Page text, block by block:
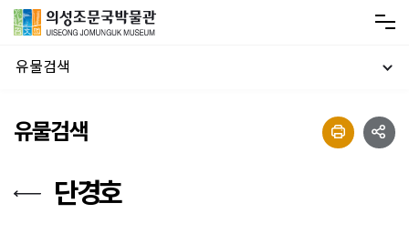
유물검색
유물검색
단경호